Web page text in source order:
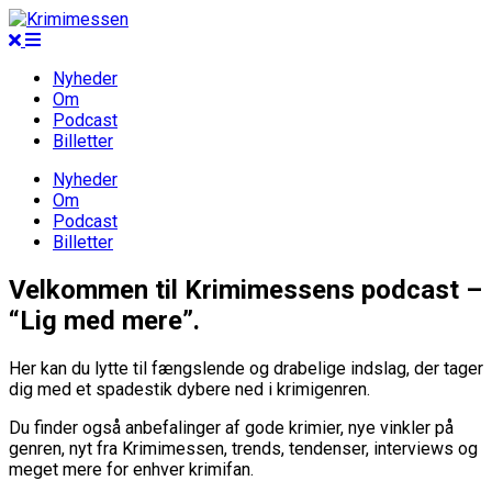
Nyheder
Om
Podcast
Billetter
Nyheder
Om
Podcast
Billetter
Velkommen til Krimimessens podcast –
“Lig med mere”.
Her kan du lytte til fængslende og drabelige indslag, der tager
dig med et spadestik dybere ned i krimigenren.
Du finder også anbefalinger af gode krimier, nye vinkler på
genren, nyt fra Krimimessen, trends, tendenser, interviews og
meget mere for enhver krimifan.